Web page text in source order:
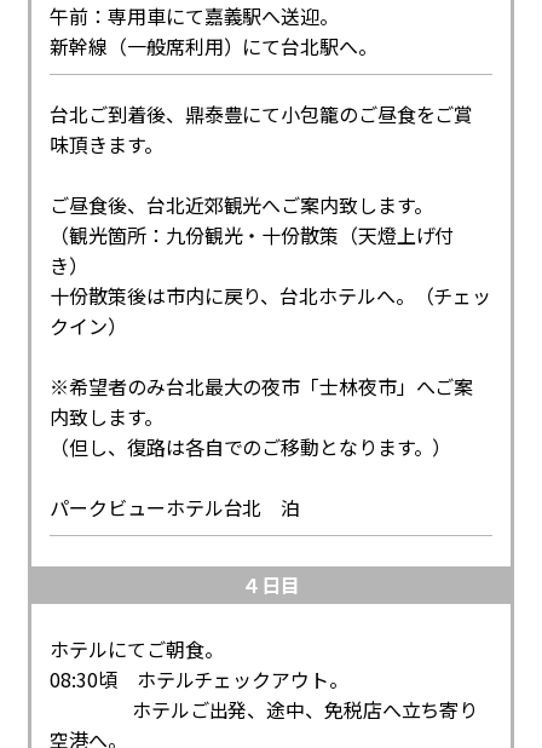
午前：専用車にて嘉義駅へ送迎。
新幹線（一般席利用）にて台北駅へ。
台北ご到着後、鼎泰豊にて小包籠のご昼食をご賞
味頂きます。
ご昼食後、台北近郊観光へご案内致します。
（観光箇所：九份観光・十份散策（天燈上げ付
き）
十份散策後は市内に戻り、台北ホテルへ。（チェッ
クイン）
※希望者のみ台北最大の夜市「士林夜市」へご案
内致します。
（但し、復路は各自でのご移動となります。）
パークビューホテル台北 泊
４日目
ホテルにてご朝食。
08:30頃 ホテルチェックアウト。
ホテルご出発、途中、免税店へ立ち寄り
空港へ。